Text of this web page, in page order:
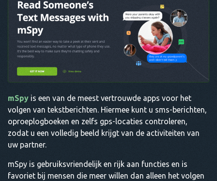
mSpy is een van de meest vertrouwde apps voor het
volgen van tekstberichten. Hiermee kunt u sms-berichten,
oproeplogboeken en zelfs gps-locaties controleren,
zodat u een volledig beeld krijgt van de activiteiten van
uw partner.
mSpy is gebruiksvriendelijk en rijk aan functies en is
favoriet bij mensen die meer willen dan alleen het volgen